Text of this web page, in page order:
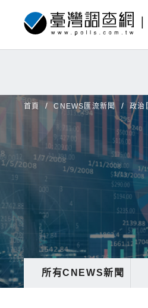
首頁 CNEWS匯流新聞 政治
所有CNEWS新聞